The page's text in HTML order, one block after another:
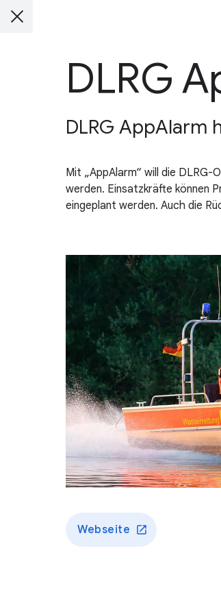
DLRG
DLRG AppAlarm
Mit „AppAlarm“ will die
werden. Einsatzkräfte können
eingeplant werden. Auch die
Webseite